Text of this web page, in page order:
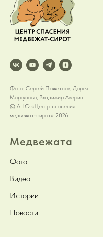
Фото: Сергей Пажетнов, Дарья
Моргунова, Владимир Аверин
© АНО «Центр спасения
медвежат-сирот» 2026
Медвежата
Фото
Видео
Истории
Новости